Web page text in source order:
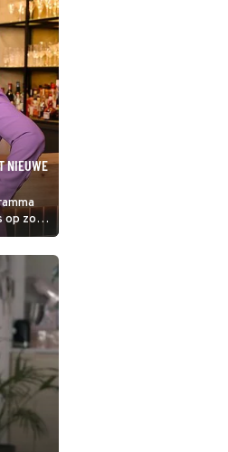
NIEUWE
op zoek
speciaal
Club.